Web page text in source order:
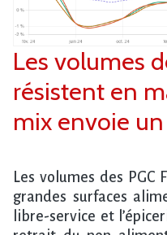
Les volumes
résistent en
mix envoie
Les volumes des PGC
grandes surfaces
libre-service et